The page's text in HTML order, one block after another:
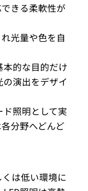
きる柔軟性が
光量や色を自
的な目的だけ
演出をデザイ
照明として実
分野へどんど
は低い環境に